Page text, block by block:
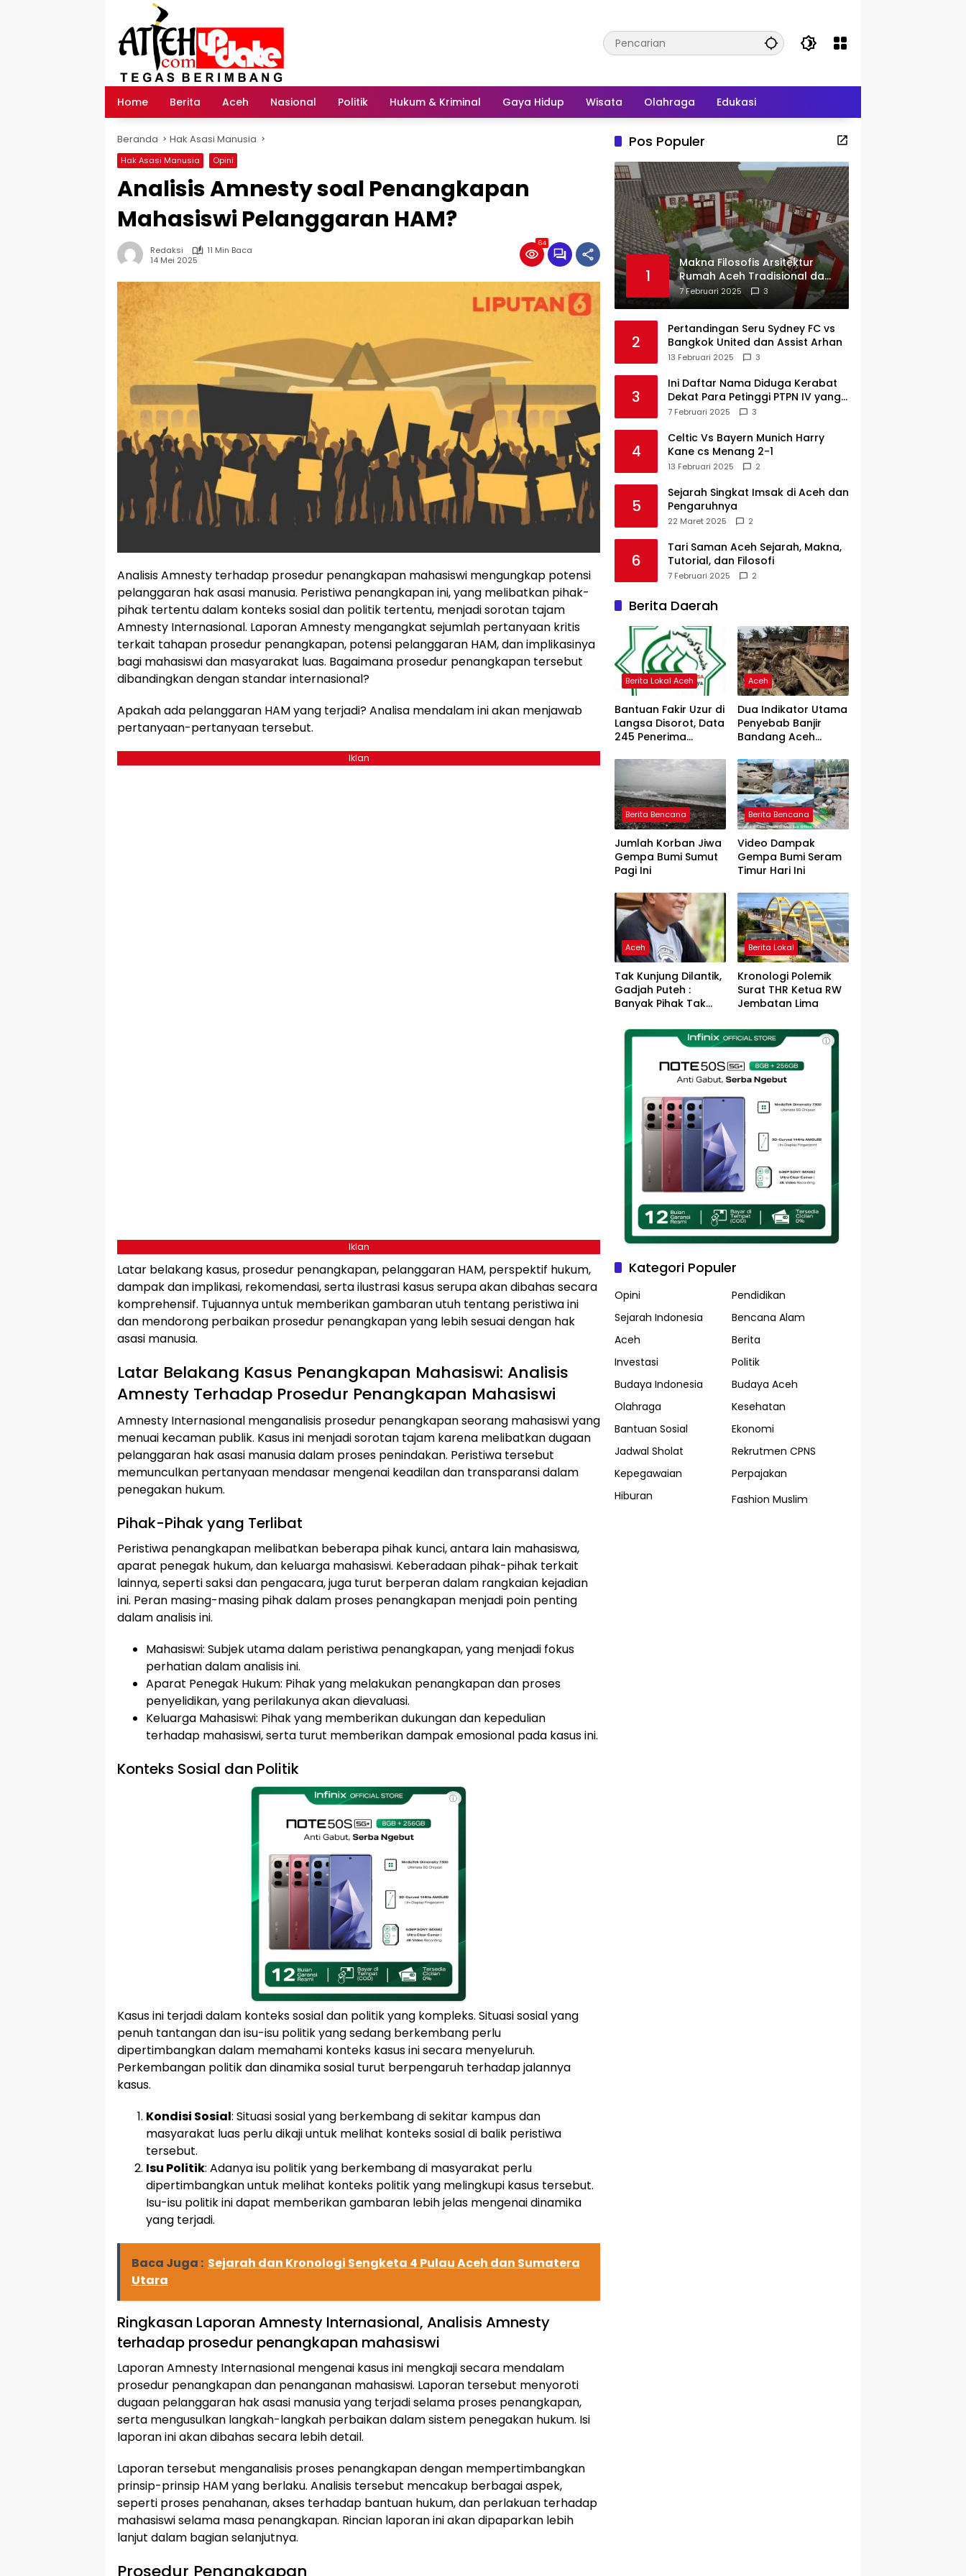
Home Berita Aceh Nasional Politik Hukum & Kriminal Gaya Hidup Wisata Olahraga Edukasi
Beranda Hak Asasi Manusia
Hak Asasi Manusia Opini
Analisis Amnesty soal Penangkapan
Mahasiswi Pelanggaran HAM?
Redaksi
11 Min Baca
14 Mei 2025
64
Analisis Amnesty terhadap prosedur penangkapan mahasiswi mengungkap potensi
pelanggaran hak asasi manusia. Peristiwa penangkapan ini, yang melibatkan pihak-
pihak tertentu dalam konteks sosial dan politik tertentu, menjadi sorotan tajam
Amnesty Internasional. Laporan Amnesty mengangkat sejumlah pertanyaan kritis
terkait tahapan prosedur penangkapan, potensi pelanggaran HAM, dan implikasinya
bagi mahasiswi dan masyarakat luas. Bagaimana prosedur penangkapan tersebut
dibandingkan dengan standar internasional?
Apakah ada pelanggaran HAM yang terjadi? Analisa mendalam ini akan menjawab
pertanyaan-pertanyaan tersebut.
Iklan
Iklan
Latar belakang kasus, prosedur penangkapan, pelanggaran HAM, perspektif hukum,
dampak dan implikasi, rekomendasi, serta ilustrasi kasus serupa akan dibahas secara
komprehensif. Tujuannya untuk memberikan gambaran utuh tentang peristiwa ini
dan mendorong perbaikan prosedur penangkapan yang lebih sesuai dengan hak
asasi manusia.
Latar Belakang Kasus Penangkapan Mahasiswi: Analisis
Amnesty Terhadap Prosedur Penangkapan Mahasiswi
Amnesty Internasional menganalisis prosedur penangkapan seorang mahasiswi yang
menuai kecaman publik. Kasus ini menjadi sorotan tajam karena melibatkan dugaan
pelanggaran hak asasi manusia dalam proses penindakan. Peristiwa tersebut
memunculkan pertanyaan mendasar mengenai keadilan dan transparansi dalam
penegakan hukum.
Pihak-Pihak yang Terlibat
Peristiwa penangkapan melibatkan beberapa pihak kunci, antara lain mahasiswa,
aparat penegak hukum, dan keluarga mahasiswi. Keberadaan pihak-pihak terkait
lainnya, seperti saksi dan pengacara, juga turut berperan dalam rangkaian kejadian
ini. Peran masing-masing pihak dalam proses penangkapan menjadi poin penting
dalam analisis ini.
Mahasiswi: Subjek utama dalam peristiwa penangkapan, yang menjadi fokus
perhatian dalam analisis ini.
Aparat Penegak Hukum: Pihak yang melakukan penangkapan dan proses
penyelidikan, yang perilakunya akan dievaluasi.
Keluarga Mahasiswi: Pihak yang memberikan dukungan dan kepedulian
terhadap mahasiswi, serta turut memberikan dampak emosional pada kasus ini.
Konteks Sosial dan Politik
ⓘ
Kasus ini terjadi dalam konteks sosial dan politik yang kompleks. Situasi sosial yang
penuh tantangan dan isu-isu politik yang sedang berkembang perlu
dipertimbangkan dalam memahami konteks kasus ini secara menyeluruh.
Perkembangan politik dan dinamika sosial turut berpengaruh terhadap jalannya
kasus.
Kondisi Sosial: Situasi sosial yang berkembang di sekitar kampus dan
masyarakat luas perlu dikaji untuk melihat konteks sosial di balik peristiwa
tersebut.
Isu Politik: Adanya isu politik yang berkembang di masyarakat perlu
dipertimbangkan untuk melihat konteks politik yang melingkupi kasus tersebut.
Isu-isu politik ini dapat memberikan gambaran lebih jelas mengenai dinamika
yang terjadi.
Baca Juga : Sejarah dan Kronologi Sengketa 4 Pulau Aceh dan Sumatera
Utara
Ringkasan Laporan Amnesty Internasional, Analisis Amnesty
terhadap prosedur penangkapan mahasiswi
Laporan Amnesty Internasional mengenai kasus ini mengkaji secara mendalam
prosedur penangkapan dan penanganan mahasiswi. Laporan tersebut menyoroti
dugaan pelanggaran hak asasi manusia yang terjadi selama proses penangkapan,
serta mengusulkan langkah-langkah perbaikan dalam sistem penegakan hukum. Isi
laporan ini akan dibahas secara lebih detail.
Laporan tersebut menganalisis proses penangkapan dengan mempertimbangkan
prinsip-prinsip HAM yang berlaku. Analisis tersebut mencakup berbagai aspek,
seperti proses penahanan, akses terhadap bantuan hukum, dan perlakuan terhadap
mahasiswi selama masa penangkapan. Rincian laporan ini akan dipaparkan lebih
lanjut dalam bagian selanjutnya.
Prosedur Penangkapan
Pos Populer
1
Makna Filosofis Arsitektur
Rumah Aceh Tradisional dan
Sejarah Perkembangannya
7 Februari 2025 3
2
Pertandingan Seru Sydney FC vs
Bangkok United dan Assist Arhan
13 Februari 2025 3
3
Ini Daftar Nama Diduga Kerabat
Dekat Para Petinggi PTPN IV yang
Lulus PKWT
7 Februari 2025 3
4
Celtic Vs Bayern Munich Harry
Kane cs Menang 2-1
13 Februari 2025 2
5
Sejarah Singkat Imsak di Aceh dan
Pengaruhnya
22 Maret 2025 2
6
Tari Saman Aceh Sejarah, Makna,
Tutorial, dan Filosofi
7 Februari 2025 2
Berita Daerah
Berita Lokal Aceh
Bantuan Fakir Uzur di
Langsa Disorot, Data
245 Penerima
Aceh
Dua Indikator Utama
Penyebab Banjir
Bandang Aceh
Puteh Soroti
Kerusakan DAS
Berita Bencana
Jumlah Korban Jiwa
Gempa Bumi Sumut
Pagi Ini
Berita Bencana
Video Dampak
Gempa Bumi Seram
Timur Hari Ini
Aceh
Tak Kunjung Dilantik,
Gadjah Puteh :
Banyak Pihak Tak
Jadi Pemimpin Kota
Berita Lokal
Kronologi Polemik
Surat THR Ketua RW
Jembatan Lima
ⓘ
Kategori Populer
Opini
Pendidikan
Sejarah Indonesia
Bencana Alam
Aceh
Berita
Investasi
Politik
Budaya Indonesia
Budaya Aceh
Olahraga
Kesehatan
Bantuan Sosial
Ekonomi
Jadwal Sholat
Rekrutmen CPNS
Kepegawaian
Perpajakan
Hiburan
Fashion Muslim